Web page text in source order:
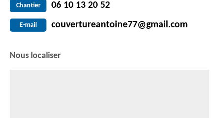
Chantier 06 10 13 20 52
E-mail couvertureantoine77@gmail.com
Nous localiser